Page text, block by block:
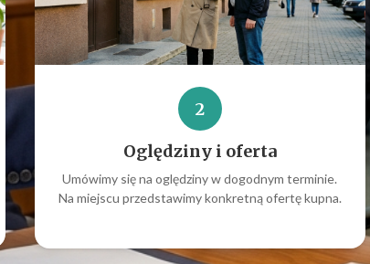
2
Oględziny i oferta
Umówimy się na oględziny w dogodnym terminie.
Na miejscu przedstawimy konkretną ofertę kupna.